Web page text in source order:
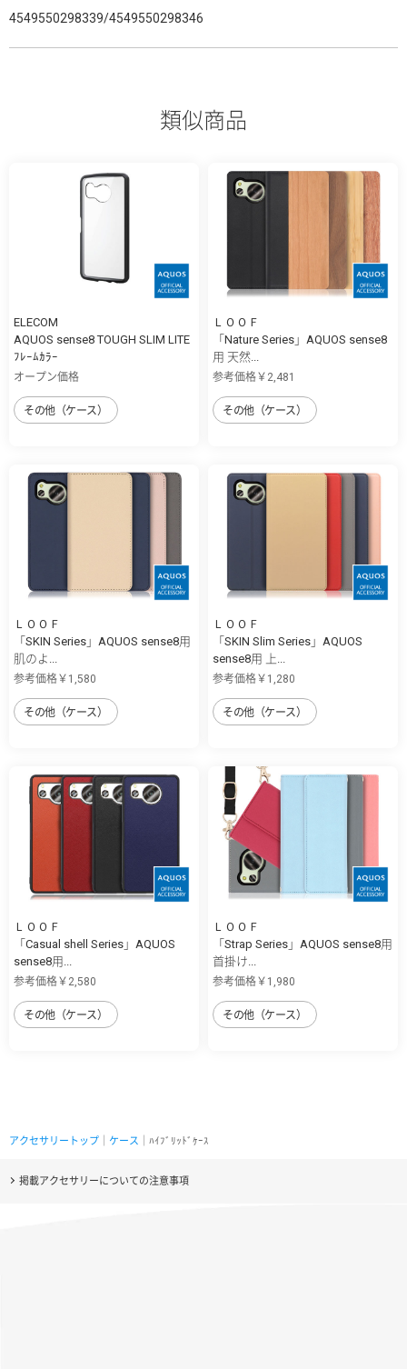
4549550298339/4549550298346
類似商品
ELECOM
AQUOS sense8 TOUGH SLIM LITE
ﾌﾚｰﾑｶﾗｰ
オープン価格
その他（ケース）
ＬＯＯＦ
「Nature Series」AQUOS sense8
用 天然...
参考価格￥2,481
その他（ケース）
ＬＯＯＦ
「SKIN Series」AQUOS sense8用
肌のよ...
参考価格￥1,580
その他（ケース）
ＬＯＯＦ
「SKIN Slim Series」AQUOS
sense8用 上...
参考価格￥1,280
その他（ケース）
ＬＯＯＦ
「Casual shell Series」AQUOS
sense8用...
参考価格￥2,580
その他（ケース）
ＬＯＯＦ
「Strap Series」AQUOS sense8用
首掛け...
参考価格￥1,980
その他（ケース）
アクセサリートップ ケース ｜ﾊｲﾌﾞﾘｯﾄﾞｹｰｽ
掲載アクセサリーについての注意事項